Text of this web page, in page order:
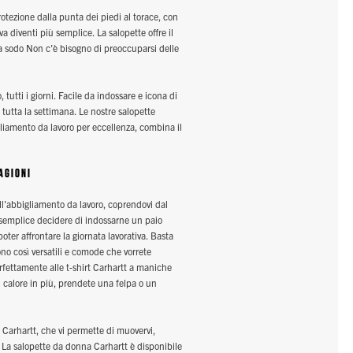
dalla punta dei piedi al torace, con
diventi più semplice. La salopette offre il
Non c'è bisogno di preoccuparsi delle
tutti i giorni. Facile da indossare e icona di
la settimana. Le nostre salopette
da lavoro per eccellenza, combina il
da lavoro, coprendovi dal
decidere di indossarne un paio
affrontare la giornata lavorativa. Basta
così versatili e comode che vorrete
alle t-shirt Carhartt a maniche
in più, prendete una felpa o un
che vi permette di muovervi,
salopette da donna Carhartt è disponibile